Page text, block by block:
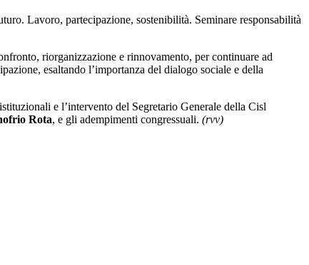
Lavoro, partecipazione, sostenibilità. Seminare responsabilità
riorganizzazione e rinnovamento, per continuare ad
esaltando l’importanza del dialogo sociale e della
e l’intervento del Segretario Generale della Cisl
Rota, e gli adempimenti congressuali. (rvv)